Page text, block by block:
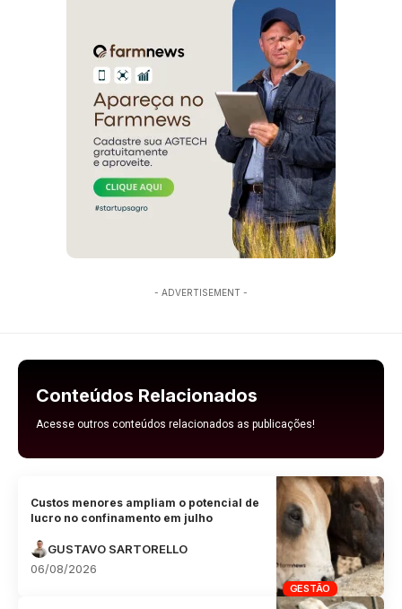
- ADVERTISEMENT -
Conteúdos Relacionados
Acesse outros conteúdos relacionados as publicações!
GESTÃO
Custos menores ampliam o potencial de
lucro no confinamento em julho
GUSTAVO SARTORELLO
06/08/2026